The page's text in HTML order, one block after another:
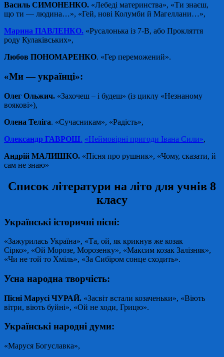
Василь СИМОНЕНКО. «Лебеді материнства», «Ти знаєш,
що ти — людина…», «Гей, нові Колумби й Магеллани…»,
Марина ПАВЛЕНКО. «Русалонька із 7-В, або Прокляття
роду Кулаківських»,
Любов ПОНОМАРЕНКО. «Гер переможений».
«Ми — українці»:
Олег Ольжич. «Захочеш – і будеш» (із циклу «Незнаному
воякові»),
Олена Теліга. «Сучасникам», «Радість»,
Олександр ГАВРОШ. «Неймовірні пригоди Івана Сили»,
Андрій МАЛИШКО. «Пісня про рушник», «Чому, сказати, й
сам не знаю»
Список літератури на літо для учнів 8
класу
Українські історичні пісні:
«Зажурилась Україна», «Та, ой, як крикнув же козак
Сірко», «Ой Морозе, Морозенку», «Максим козак Залізняк»,
«Чи не той то Хміль», «За Сибіром сонце сходить».
Усна народна творчість:
Пісні Марусі ЧУРАЙ. «Засвіт встали козаченьки», «Віють
вітри, віють буйні», «Ой не ходи, Грицю».
Українські народні думи:
«Маруся Богуславка»,